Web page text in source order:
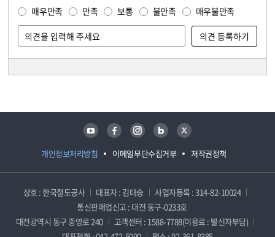
매우만족 만족 보통 불만족 매우불만족
개인정보처리방침 이메일무단수집거부 저작권정책
유튜브 페이스북 인스타그램 블로그 트위터
상호 : 한국철도공사 대표자 : 김태승
사업자등록 : 314-82-10024
통신판매업신고 : 대전 동구-0233호
대전광역시 동구 중앙로 240
고객센터 : 1588-7788(이용료 : 발신자부담)